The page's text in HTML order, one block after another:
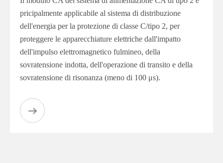
pricipalmente applicabile al sistema di distribuzione
dell'energia per la protezione di classe C/tipo 2, per
proteggere le apparecchiature elettriche dall'impatto
dell'impulso elettromagnetico fulmineo, della
sovratensione indotta, dell'operazione di transito e della
sovratensione di risonanza (meno di 100 μs).